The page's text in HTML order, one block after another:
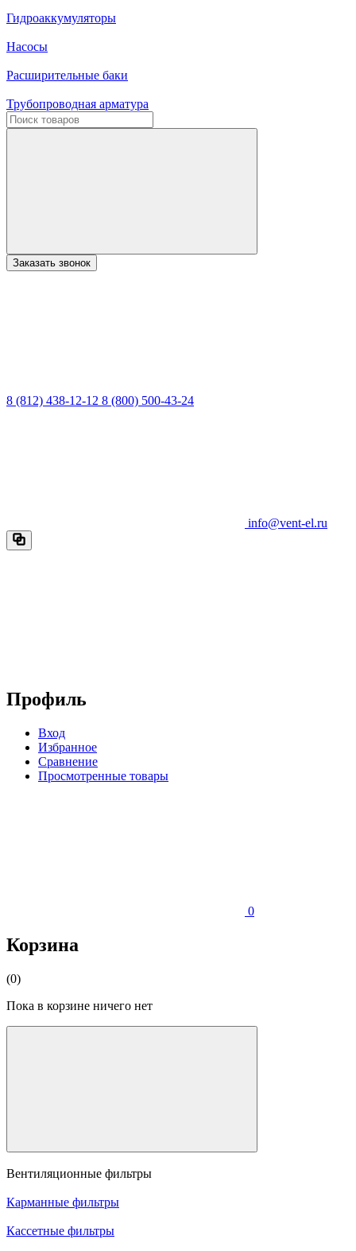
Гидроаккумуляторы
Насосы
Расширительные баки
Трубопроводная арматура
Заказать звонок
8 (812) 438-12-12 8 (800) 500-43-24
info@vent-el.ru
Профиль
Вход
Избранное
Сравнение
Просмотренные товары
0
Корзина
(0)
Пока в корзине ничего нет
Вентиляционные фильтры
Карманные фильтры
Кассетные фильтры